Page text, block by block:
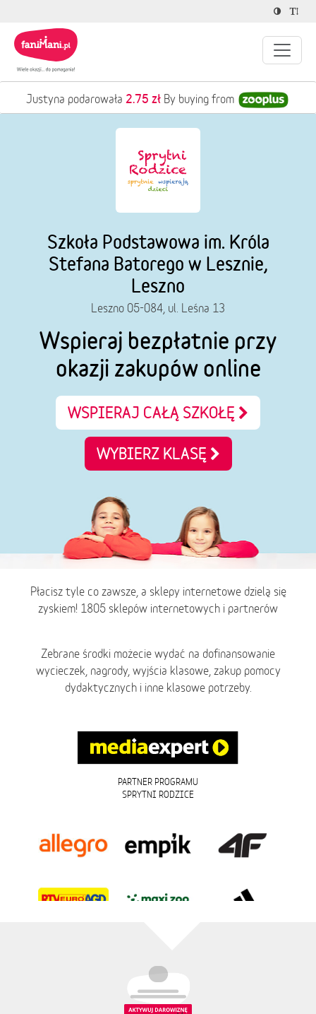
Justyna podarowała 2.75 zł By buying from
Szkoła Podstawowa im. Króla
Stefana Batorego w Lesznie,
Leszno
Leszno 05-084, ul. Leśna 13
Wspieraj bezpłatnie przy
okazji zakupów online
WSPIERAJ CAŁĄ SZKOŁĘ
WYBIERZ KLASĘ
Płacisz tyle co zawsze, a sklepy internetowe dzielą się
zyskiem! 1805 sklepów internetowych i partnerów
Zebrane środki możecie wydać na dofinansowanie
wycieczek, nagrody, wyjścia klasowe, zakup pomocy
dydaktycznych i inne klasowe potrzeby.
PARTNER PROGRAMU
SPRYTNI RODZICE